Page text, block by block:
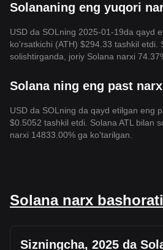
Solananing eng yuqori
USD da SOLning 2025-01-19da qayd
ko'rsatkichi (ATH) $294.33 tashkil etdi.
solishtirganda, joriy Solana narxi
Solana ning eng past
USD da SOLning da qayd etilgan eng
$0.5052 tashkil etdi. Solana ATL bilan
narxi 14833.00% ga ko'tarilgan.
Solana narx bashorati
Sizningcha, 2025 da